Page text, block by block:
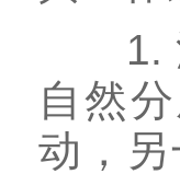
1. 流
自然
动，